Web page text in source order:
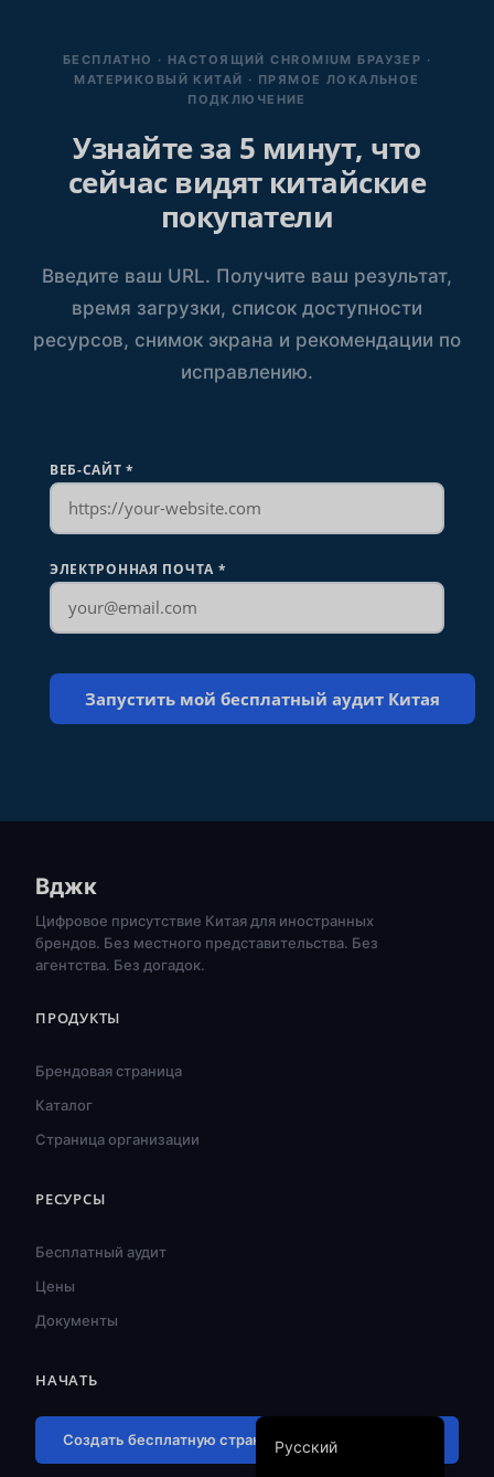
БЕСПЛАТНО · НАСТОЯЩИЙ CHROMIUM БРАУЗЕР ·
МАТЕРИКОВЫЙ КИТАЙ · ПРЯМОЕ ЛОКАЛЬНОЕ
ПОДКЛЮЧЕНИЕ
Узнайте за 5 минут, что
сейчас видят китайские
покупатели
Введите ваш URL. Получите ваш результат,
время загрузки, список доступности
ресурсов, снимок экрана и рекомендации по
исправлению.
ВЕБ-САЙТ*
ЭЛЕКТРОННАЯ ПОЧТА *
Вджк
Цифровое присутствие Китая для иностранных
брендов. Без местного представительства. Без
агентства. Без догадок.
ПРОДУКТЫ
Брендовая страница
Каталог
Страница организации
РЕСУРСЫ
Бесплатный аудит
Цены
Документы
НАЧАТЬ
Создать бесплатную страницу присутствия Chia →
Русский